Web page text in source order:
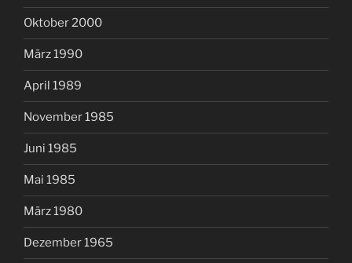
Oktober 2000
März 1990
April 1989
November 1985
Juni 1985
Mai 1985
März 1980
Dezember 1965